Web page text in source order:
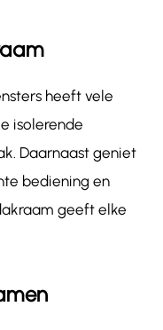
heeft vele
isolerende
Daarnaast geniet
bediening en
geeft elke